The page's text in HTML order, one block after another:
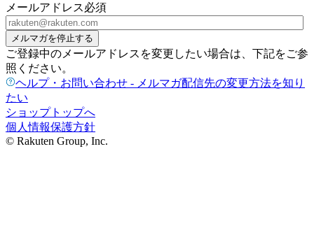
メールアドレス必須
メルマガを停止する
ご登録中のメールアドレスを変更したい場合は、下記をご参
照ください。
ヘルプ・お問い合わせ - メルマガ配信先の変更方法を知り
たい
ショップトップへ
個人情報保護方針
© Rakuten Group, Inc.